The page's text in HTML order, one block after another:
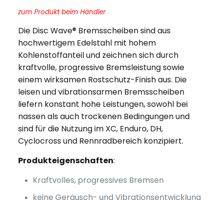
zum Produkt beim Händler
Die Disc Wave® Bremsscheiben sind aus
hochwertigem Edelstahl mit hohem
Kohlenstoffanteil und zeichnen sich durch
kraftvolle, progressive Bremsleistung sowie
einem wirksamen Rostschutz-Finish aus. Die
leisen und vibrationsarmen Bremsscheiben
liefern konstant hohe Leistungen, sowohl bei
nassen als auch trockenen Bedingungen und
sind für die Nutzung im XC, Enduro, DH,
Cyclocross und Rennradbereich konzipiert.
Produkteigenschaften:
Kraftvolles, progressives Bremsen
keine Geräusch- und Vibrationsentwicklung